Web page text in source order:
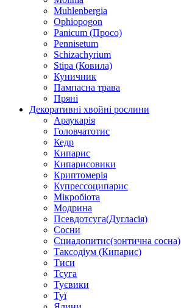
Muhlenbergia
Ophiopogon
Panicum (Просо)
Pennisetum
Schizachyrium
Stipa (Ковила)
Куничник
Пампасна трава
Пряні
Декоративні хвойні рослини
Араукарія
Головчатотис
Кедр
Кипарис
Кипарисовики
Криптомерія
Купрессоципарис
Мікробіота
Модрина
Псевдотсуга(Дугласія)
Сосни
Сциадопитис(зонтична сосна)
Таксодіум (Кипарис)
Тиси
Тсуга
Туєвики
Туї